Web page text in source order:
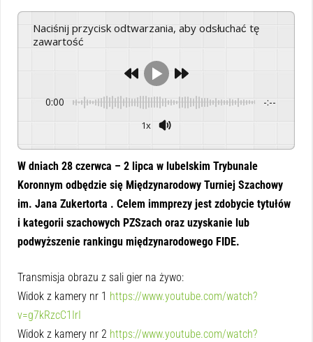
Naciśnij przycisk odtwarzania, aby odsłuchać tę
zawartość
0:00 -:--
1x
W dniach 28 czerwca – 2 lipca w lubelskim Trybunale
Koronnym odbędzie się Międzynarodowy Turniej Szachowy
im. Jana Zukertorta . Celem immprezy jest zdobycie tytułów
i kategorii szachowych PZSzach oraz uzyskanie lub
podwyższenie rankingu międzynarodowego FIDE.
Transmisja obrazu z sali gier na żywo:
Widok z kamery nr 1 https://www.youtube.com/watch?
v=g7kRzcC1IrI
Widok z kamery nr 2 https://www.youtube.com/watch?